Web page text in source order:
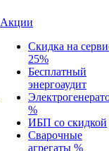
Акции
Скидка на
25%
Бесплатный
энергоаудит
%
ИБП со скидкой
Сварочные
агрегаты %